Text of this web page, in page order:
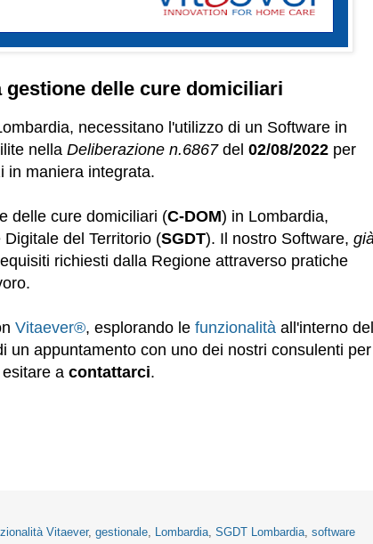
delle cure domiciliari
necessitano l'utilizzo di un Software in
nella Deliberazione n.6867del 02/08/2022 per
in maniera integrata.
delle cure domiciliari (C-DOM) in Lombardia,
del Territorio (SGDT). Il nostro Software, già
richiesti dalla Regione attraverso pratiche
Vitaever®, esplorando le funzionalità all'interno del
un appuntamento con uno dei nostri consulenti per
a contattarci.
Vitaever, gestionale Lombardia SGDT Lombardia software